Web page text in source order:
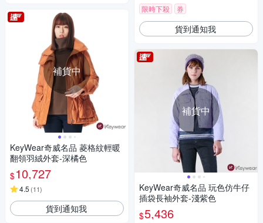
補貨中
KeyWear奇威名品 菱格紋輕暖
翻領羽絨外套-深橘色
$10,727
4.5 (11)
貨到通知我
限時下殺 券
貨到通知我
補貨中
KeyWear奇威名品 玩色仿牛仔
插袋長袖外套-淺紫色
$5,436